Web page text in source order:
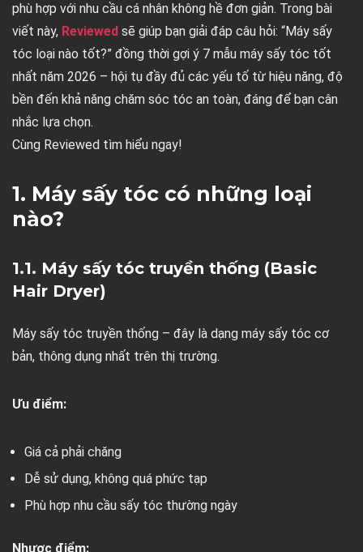
phù hợp với nhu cầu cá nhân không hề đơn giản. Trong bài
viết này, Reviewed sẽ giúp bạn giải đáp câu hỏi: “Máy sấy
tóc loại nào tốt?” đồng thời gợi ý 7 mẫu máy sấy tóc tốt
nhất năm 2026 – hội tụ đầy đủ các yếu tố từ hiệu năng, độ
bền đến khả năng chăm sóc tóc an toàn, đáng để bạn cân
nhắc lựa chọn.
Cùng Reviewed tìm hiểu ngay!
1. Máy sấy tóc có những loại
nào?
1.1. Máy sấy tóc truyền thống (Basic
Hair Dryer)
Máy sấy tóc truyền thống – đây là dạng máy sấy tóc cơ
bản, thông dụng nhất trên thị trường.
Ưu điểm:
Giá cả phải chăng
Dễ sử dụng, không quá phức tạp
Phù hợp nhu cầu sấy tóc thường ngày
Nhược điểm: